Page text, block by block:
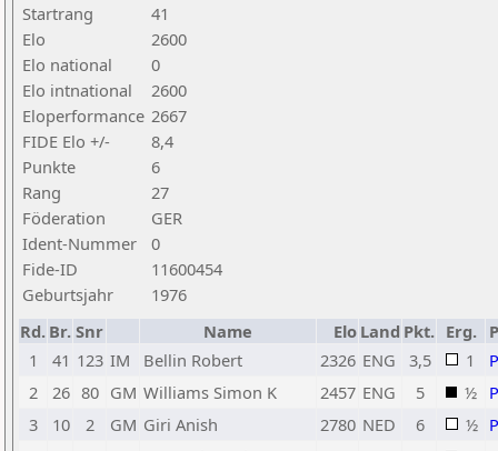
Startrang
41
Elo
2600
Elo national
0
Elo intnational
2600
Eloperformance 2667
FIDE Elo +/-
8,4
Punkte
6
Rang
27
Föderation
GER
Ident-Nummer
0
Fide-ID
11600454
Geburtsjahr
1976
Rd. Br. Snr Name Elo Land Pkt. Erg.
1
41 123 IM Bellin Robert 2326 ENG 3,5 1
2
26 80 GM Williams Simon K 2457 ENG 5 ½
3
10 2 GM Giri Anish 2780 NED 6 ½